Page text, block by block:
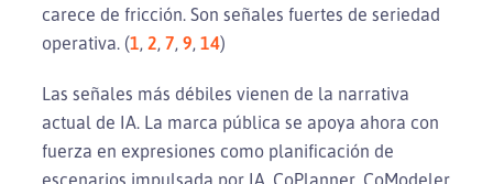
carece de fricción. Son señales fuertes de seriedad
operativa. (1, 2, 7, 9, 14)
Las señales más débiles vienen de la narrativa
actual de IA. La marca pública se apoya ahora con
fuerza en expresiones como planificación de
escenarios impulsada por IA, CoPlanner, CoModeler